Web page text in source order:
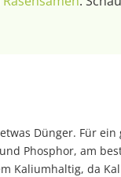
Dünger. Für
Phosphor, am
Kaliumhaltig, da